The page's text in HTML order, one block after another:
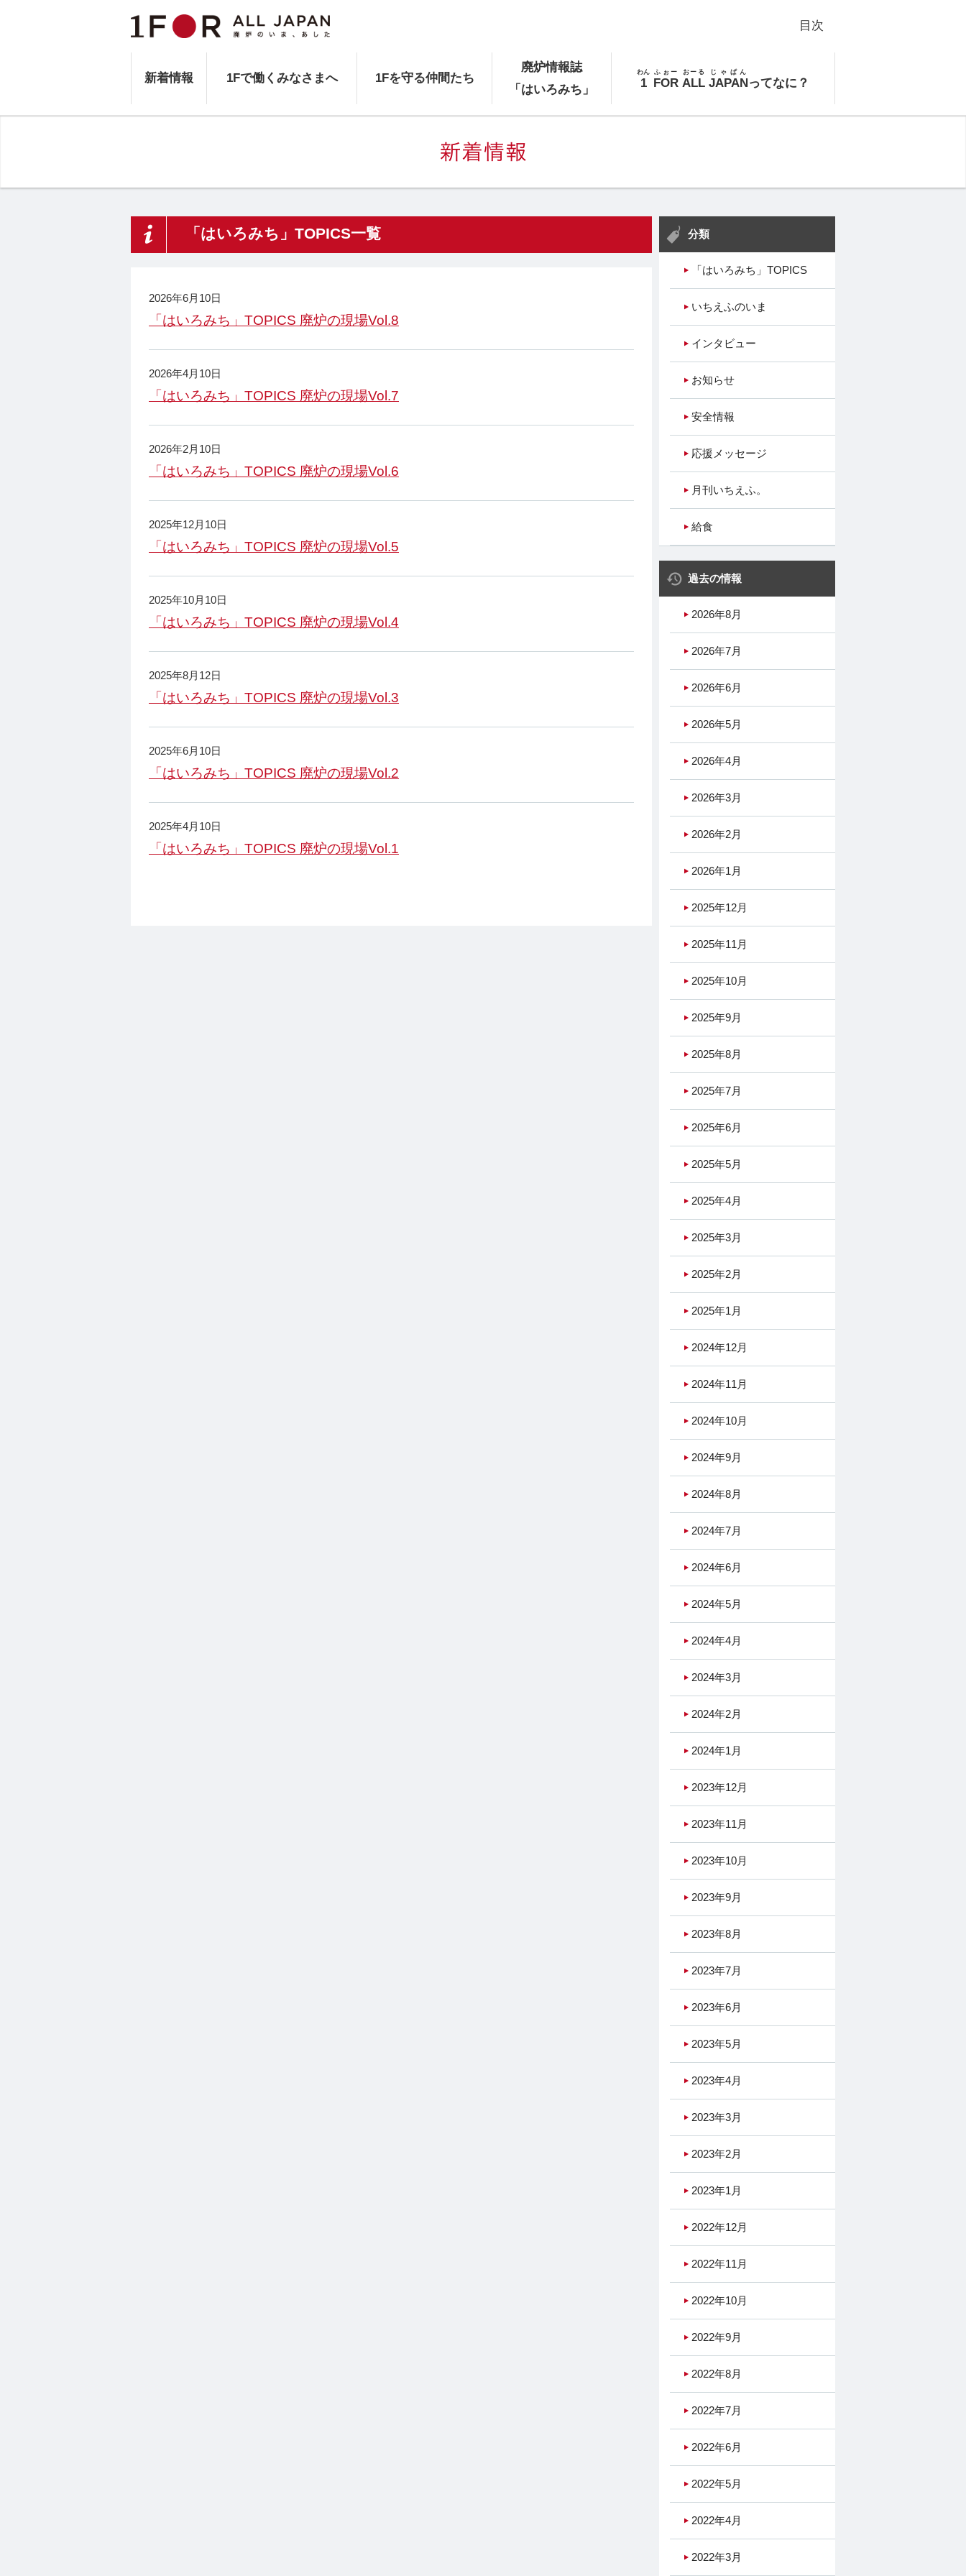
新着情報 1Fで働くみなさまへ 1Fを守る仲間たち
廃炉情報誌
「はいろみち」
1
わん
FOR
ふぉー
ALL
おーる
JAPAN
じゃぱん
ってなに？
目次
「はいろみち」TOPICS一覧
2026年6月10日
「はいろみち」TOPICS 廃炉の現場Vol.8
2026年4月10日
「はいろみち」TOPICS 廃炉の現場Vol.7
2026年2月10日
「はいろみち」TOPICS 廃炉の現場Vol.6
2025年12月10日
「はいろみち」TOPICS 廃炉の現場Vol.5
2025年10月10日
「はいろみち」TOPICS 廃炉の現場Vol.4
2025年8月12日
「はいろみち」TOPICS 廃炉の現場Vol.3
2025年6月10日
「はいろみち」TOPICS 廃炉の現場Vol.2
2025年4月10日
「はいろみち」TOPICS 廃炉の現場Vol.1
分類
「はいろみち」TOPICS
いちえふのいま
インタビュー
お知らせ
安全情報
応援メッセージ
月刊いちえふ。
給食
過去の情報
2026年8月
2026年7月
2026年6月
2026年5月
2026年4月
2026年3月
2026年2月
2026年1月
2025年12月
2025年11月
2025年10月
2025年9月
2025年8月
2025年7月
2025年6月
2025年5月
2025年4月
2025年3月
2025年2月
2025年1月
2024年12月
2024年11月
2024年10月
2024年9月
2024年8月
2024年7月
2024年6月
2024年5月
2024年4月
2024年3月
2024年2月
2024年1月
2023年12月
2023年11月
2023年10月
2023年9月
2023年8月
2023年7月
2023年6月
2023年5月
2023年4月
2023年3月
2023年2月
2023年1月
2022年12月
2022年11月
2022年10月
2022年9月
2022年8月
2022年7月
2022年6月
2022年5月
2022年4月
2022年3月